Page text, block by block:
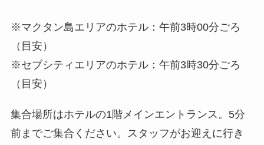
※マクタン島エリアのホテル：午前3時00分ごろ
（目安）
※セブシティエリアのホテル：午前3時30分ごろ
（目安）
集合場所はホテルの1階メインエントランス。5分
前までご集合ください。スタッフがお迎えに行き